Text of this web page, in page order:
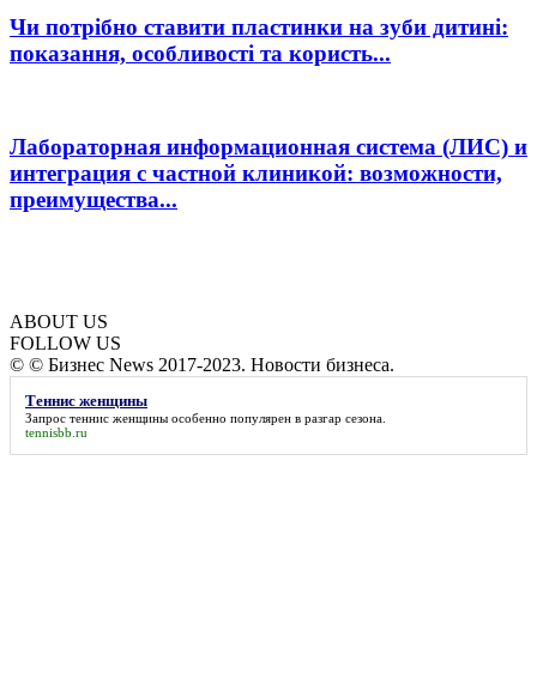
Чи потрібно ставити пластинки на зуби дитині:
показання, особливості та користь...
Лабораторная информационная система (ЛИС) и
интеграция с частной клиникой: возможности,
преимущества...
ABOUT US
FOLLOW US
© © Бизнес News 2017-2023. Новости бизнеса.
Теннис женщины
Запрос теннис женщины особенно популярен в разгар сезона.
tennisbb.ru